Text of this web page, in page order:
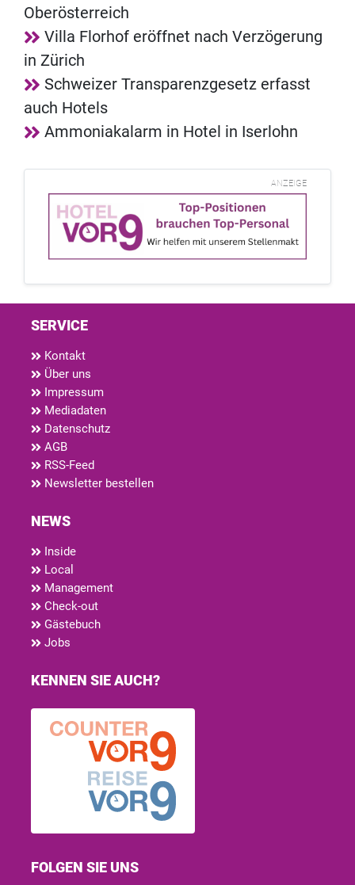
Oberösterreich
Villa Florhof eröffnet nach Verzögerung
in Zürich
Schweizer Transparenzgesetz erfasst
auch Hotels
Ammoniakalarm in Hotel in Iserlohn
ANZEIGE
SERVICE
Kontakt
Über uns
Impressum
Mediadaten
Datenschutz
AGB
RSS-Feed
Newsletter bestellen
NEWS
Inside
Local
Management
Check-out
Gästebuch
Jobs
KENNEN SIE AUCH?
FOLGEN SIE UNS